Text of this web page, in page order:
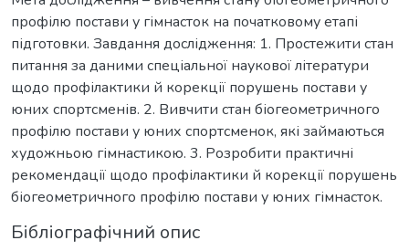
профілю постави у гімнасток на початковому етапі
підготовки. Завдання дослідження: 1. Простежити стан
питання за даними спеціальної наукової літератури
щодо профілактики й корекції порушень постави у
юних спортсменів. 2. Вивчити стан біогеометричного
профілю постави у юних спортсменок, які займаються
художньою гімнастикою. 3. Розробити практичні
рекомендації щодо профілактики й корекції порушень
біогеометричного профілю постави у юних гімнасток.
Бібліографічний опис